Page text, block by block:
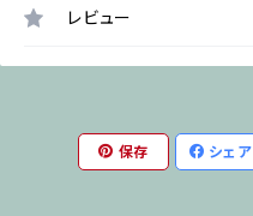
レビュー
保存 シェア